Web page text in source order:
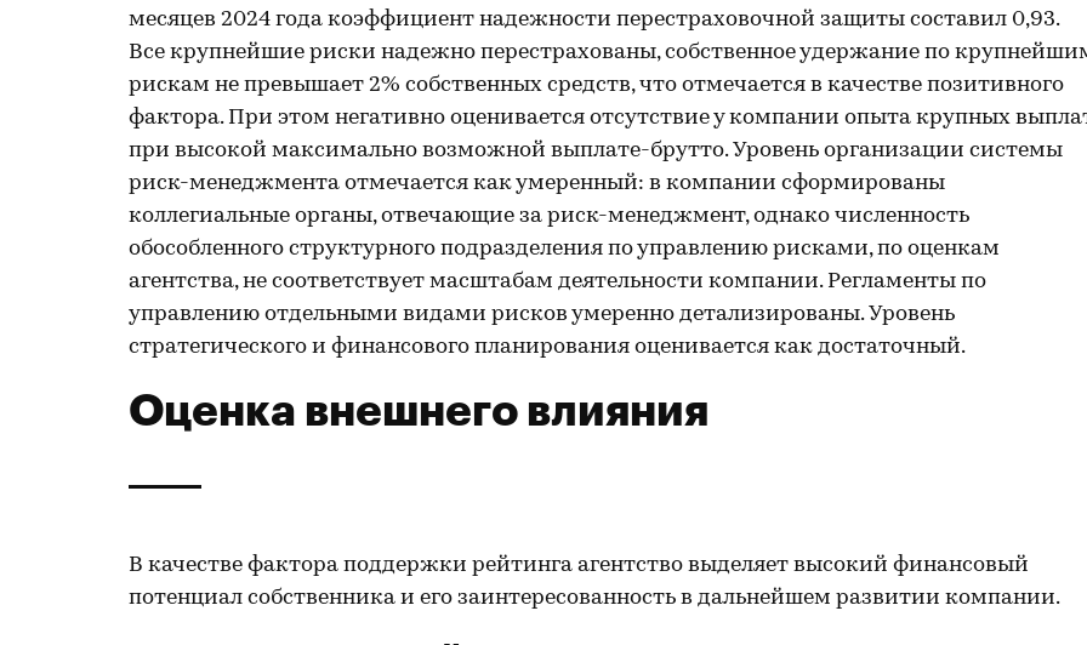
месяцев 2024 года коэффициент надежности перестраховочной защиты составил 0,93.
Все крупнейшие риски надежно перестрахованы, собственное удержание по
рискам не превышает 2% собственных средств, что отмечается в качестве позитивного
фактора. При этом негативно оценивается отсутствие у компании опыта крупных
при высокой максимально возможной выплате-брутто. Уровень организации системы
риск-менеджмента отмечается как умеренный: в компании сформированы
коллегиальные органы, отвечающие за риск-менеджмент, однако численность
обособленного структурного подразделения по управлению рисками, по оценкам
агентства, не соответствует масштабам деятельности компании. Регламенты по
управлению отдельными видами рисков умеренно детализированы. Уровень
стратегического и финансового планирования оценивается как достаточный.
Оценка внешнего влияния
В качестве фактора поддержки рейтинга агентство выделяет высокий финансовый
потенциал собственника и его заинтересованность в дальнейшем развитии компании.